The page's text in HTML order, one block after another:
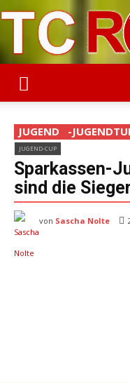
JUGEND -
JUGEND-CUP
Sparkassen-
sind die
von Sascha Nolte